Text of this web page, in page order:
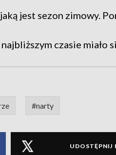
jest sezon zimowy.
czasie miało
#narty
UDOSTĘPNIJ